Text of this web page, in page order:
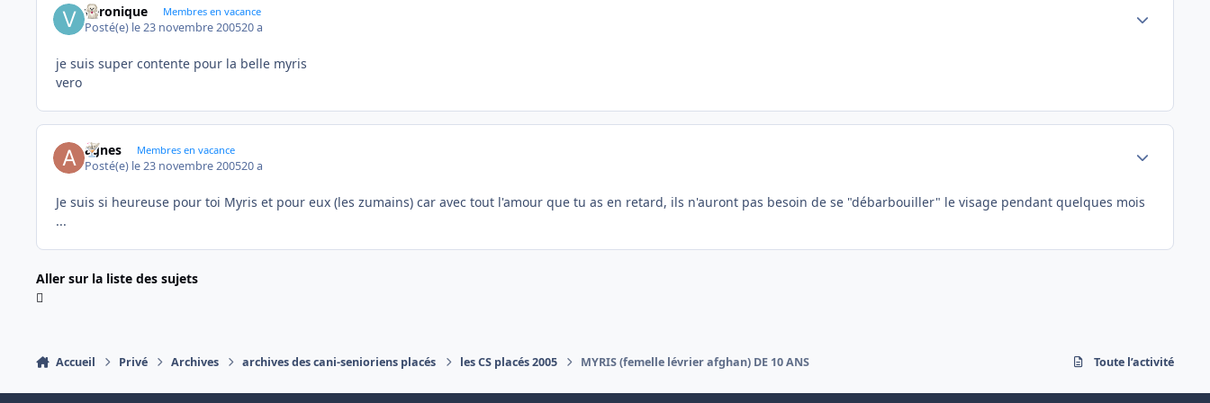
veronique Membres en vacance
Posté(e) le 23 novembre 200520 a
je suis super contente pour la belle myris
vero
agnes Membres en vacance
Posté(e) le 23 novembre 200520 a
Je suis si heureuse pour toi Myris et pour eux (les zumains) car avec tout l'amour que tu as en retard, ils n'auront pas besoin de se "débarbouiller" le visage pendant quelques mois
...
Aller sur la liste des sujets
Accueil Privé Archives archives des cani-senioriens placés les CS placés 2005 MYRIS (femelle lévrier afghan) DE 10 ANS Toute l’activité